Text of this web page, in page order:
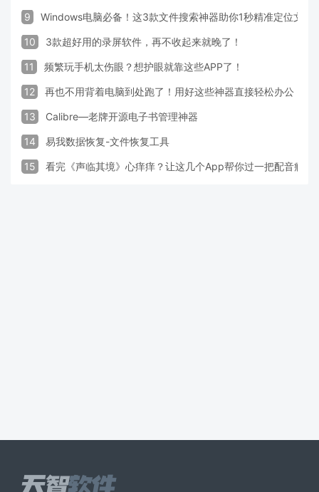
9 Windows电脑必备！这3款文件搜索神器助你1秒精准定位文件
10 3款超好用的录屏软件，再不收起来就晚了！
11 频繁玩手机太伤眼？想护眼就靠这些APP了！
12 再也不用背着电脑到处跑了！用好这些神器直接轻松办公
13 Calibre—老牌开源电子书管理神器
14 易我数据恢复-文件恢复工具
15 看完《声临其境》心痒痒？让这几个App帮你过一把配音瘾